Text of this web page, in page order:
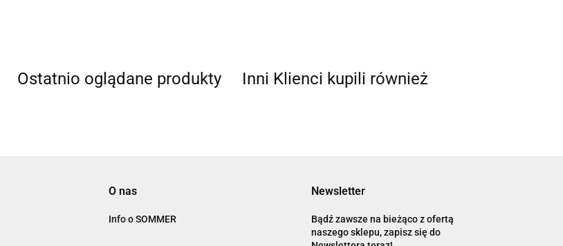
Ostatnio oglądane produkty Inni Klienci kupili również
O nas
Info o SOMMER
Newsletter
Bądź zawsze na bieżąco z ofertą
naszego sklepu, zapisz się do